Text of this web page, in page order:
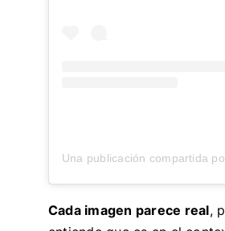
Cada imagen parece real,